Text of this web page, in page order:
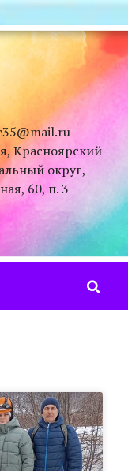
Красноярский
округ,
60, п. 3